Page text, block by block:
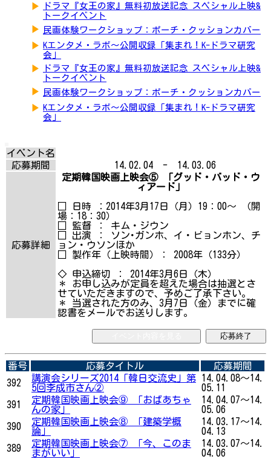
▶
ドラマ『女王の家』無料初放送記念 スペシャル上映&
トークイベント
▶ 民画体験ワークショップ：ポーチ・クッションカバー
▶ Kエンタメ・ラボ～公開収録「集まれ！K-ドラマ研究
会」
▶
ドラマ『女王の家』無料初放送記念 スペシャル上映&
トークイベント
▶ 民画体験ワークショップ：ポーチ・クッションカバー
▶ Kエンタメ・ラボ～公開収録「集まれ！K-ドラマ研究
会」
イベント名
応募期間
14.02.04 - 14.03.06
応募詳細
定期韓国映画上映会⑤ 「グッド・バッド・ウ
ィアード」
□ 日時 ：2014年3月17日（月）19：00～ （開
場：18：30）
□ 監督 ： キム・ジウン
□ 出演 ： ソン･ガンホ、イ・ビョンホン、チ
ョン・ウソンほか
□ 製作年（上映時間）： 2008年（133分）
◇ 申込締切 ： 2014年3月6日（木）
＊ お申し込みが定員を超えた場合は抽選とさ
せていただきますので、予めご了承下さい。
＊ 当選された方のみ、3月7日（金）までに確
認書をメールでお送りします。
応募終了
番号 応募タイトル
応募期間
392
講演会シリーズ2014「韓日交流史」第
5回李成市さん②
14.04.08～14.
05.11
391
定期韓国映画上映会⑨ 「おばあちゃ
んの家」
14.04.07～14.
05.06
390
定期韓国映画上映会⑧ 「建築学概
論」
14.03.17～14.
04.13
389
定期韓国映画上映会⑦ 「今、このま
まがいい」
14.03.07～14.
04.06